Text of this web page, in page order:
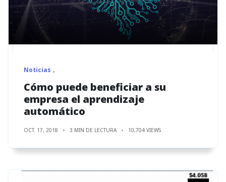
Noticias
Cómo puede beneficiar a su
empresa el aprendizaje
automático
OCT. 17, 2018 3 MIN DE LECTURA 10,704 VIEWS